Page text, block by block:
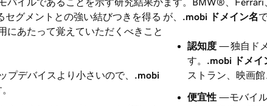
グメントとの強い結びつきを得る
にあたって覚えていただくべきこと
デバイスより小さいので、
.mobi
が、
.mobi ドメイン名
認知度 — 独自ド
す。
.mobi ドメイ
ストラン、映画
便宜性 —モバイル